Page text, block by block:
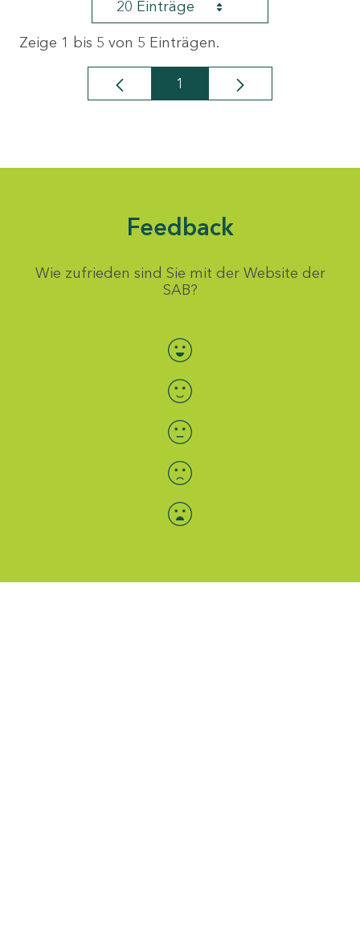
20 Einträge
Zeige 1 bis 5 von 5 Einträgen.
Seite
1
Feedback
Wie zufrieden sind Sie mit der Website der
SAB?
Bewertung auswählen